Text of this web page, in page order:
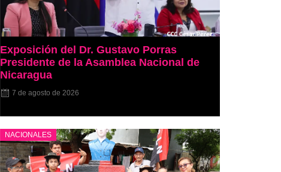
Exposición del Dr. Gustavo Porras
Presidente de la Asamblea Nacional de
Nicaragua
7 de agosto de 2026
NACIONALES